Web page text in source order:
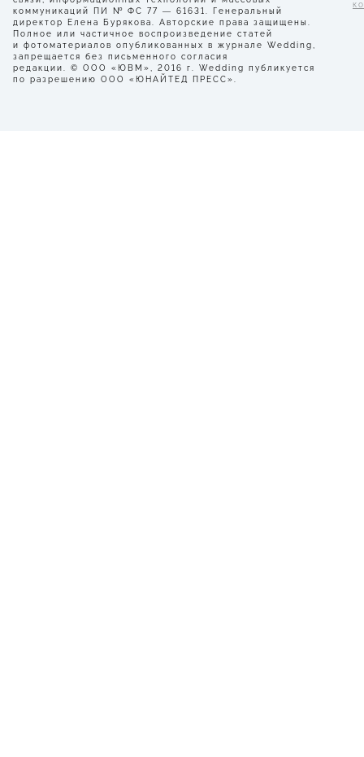
коммуникаций ПИ № ФС 77 — 61631. Генеральный
директор Елена Бурякова. Авторские права защищены.
Полное или частичное воспроизведение статей
и фотоматериалов опубликованных в журнале Wedding,
запрещается без письменного согласия
редакции. © ООО «ЮВМ», 2016 г. Wedding публикуется
по разрешению ООО «ЮНАЙТЕД ПРЕСС».